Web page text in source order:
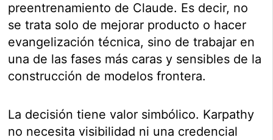
preentrenamiento de Claude. Es decir, no
se trata solo de mejorar producto o hacer
evangelización técnica, sino de trabajar en
una de las fases más caras y sensibles de la
construcción de modelos frontera.
La decisión tiene valor simbólico. Karpathy
no necesita visibilidad ni una credencial